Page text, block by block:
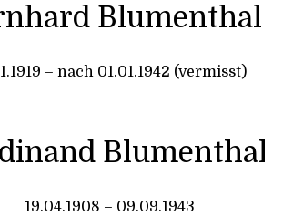
Blumenthal
– nach 01.01.1942 (vermisst)
Blumenthal
19.04.1908 – 09.09.1943